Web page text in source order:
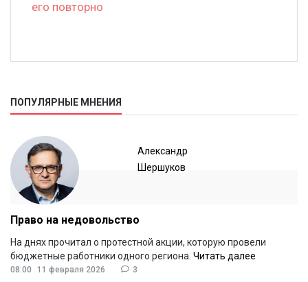
его повторно
ПОПУЛЯРНЫЕ МНЕНИЯ
Александр
Шершуков
Право на недовольство
На днях прочитал о протестной акции, которую провели
бюджетные работники одного региона. Читать далее
08:00 11 февраля 2026 3